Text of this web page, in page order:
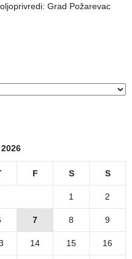
Grad Požarevac
F S S
1 2
7 8 9
14 15 16